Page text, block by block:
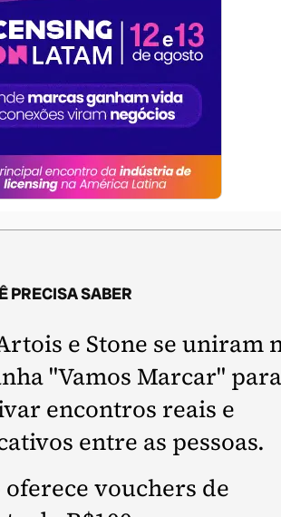
PRECISA SABER
e Stone se uniram
"Vamos Marcar" para
encontros reais e
entre as pessoas.
oferece vouchers de